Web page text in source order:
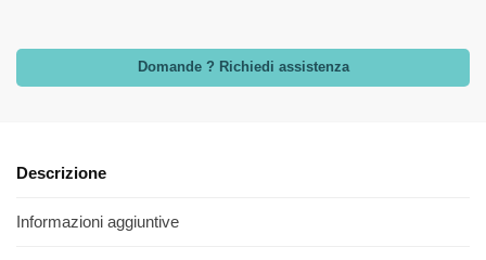
Domande ? Richiedi assistenza
Descrizione
Informazioni aggiuntive